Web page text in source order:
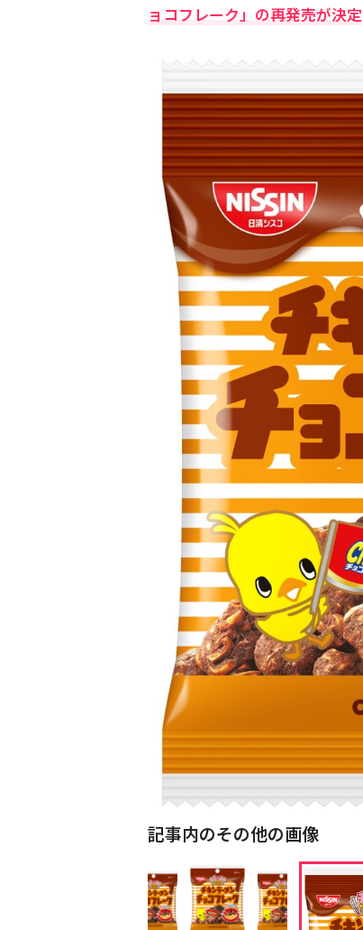
ョコフレーク」の再発売が決定
記事内のその他の画像